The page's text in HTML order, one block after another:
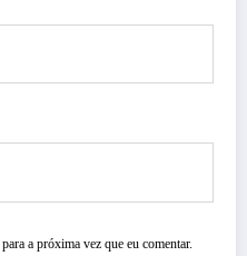
a próxima vez que eu comentar.